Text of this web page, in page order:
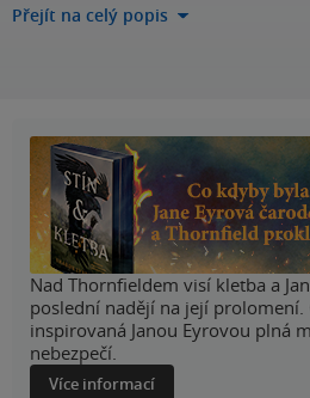
Přejít na celý popis
Nad Thornfieldem visí kletba a
poslední nadějí na její
inspirovaná Janou Eyrovou plná
nebezpečí.
Více informací